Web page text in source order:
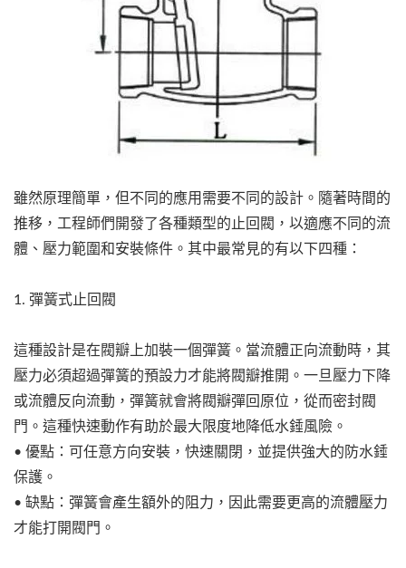
雖然原理簡單，但不同的應用需要不同的設計。隨著時間的
推移，工程師們開發了各種類型的止回閥，以適應不同的流
體、壓力範圍和安裝條件。其中最常見的有以下四種：
1. 彈簧式止回閥
這種設計是在閥瓣上加裝一個彈簧。當流體正向流動時，其
壓力必須超過彈簧的預設力才能將閥瓣推開。一旦壓力下降
或流體反向流動，彈簧就會將閥瓣彈回原位，從而密封閥
門。這種快速動作有助於最大限度地降低水錘風險。
• 優點：可任意方向安裝，快速關閉，並提供強大的防水錘
保護。
• 缺點：彈簧會產生額外的阻力，因此需要更高的流體壓力
才能打開閥門。